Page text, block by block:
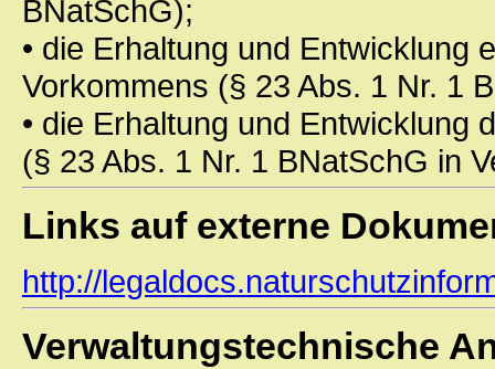
BNatSchG);
• die Erhaltung und Entwicklung
Vorkommens (§ 23 Abs. 1 Nr. 1
• die Erhaltung und Entwicklung
(§ 23 Abs. 1 Nr. 1 BNatSchG in
Links auf externe
http://
Verwaltungstechnische